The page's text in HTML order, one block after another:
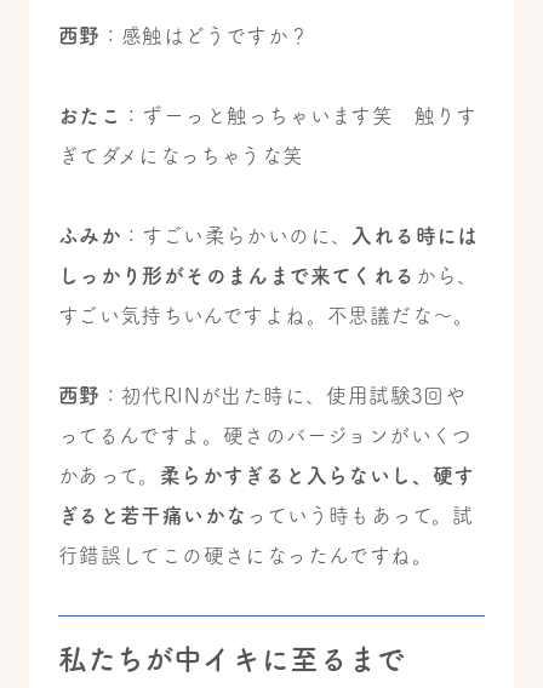
西野 ：感触はどうですか？
おたこ
：ずーっと触っちゃいます笑 触りす
ぎてダメになっちゃうな笑
ふみか ：すごい柔らかいのに、
入れる時には
しっかり形がそのまんまで来てくれる から、
すごい気持ちいんですよね。不思議だな〜。
西野 ：初代RINが出た時に、使用試験3回や
ってるんですよ。硬さのバージョンがいくつ
かあって。 柔らかすぎると入らないし、硬す
ぎると若干痛いかな っていう時もあって。試
行錯誤してこの硬さになったんですね。
私たちが中イキに至るまで